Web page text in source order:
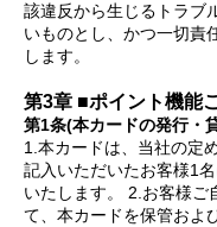
該違反から生じるトラブ
いものとし、かつ一切責
します。
第3章 ■ポイント機能
第1条(本カードの発行・
1.本カードは、当社の定
記入いただいたお客様1
いたします。 2.お客様ご
て、本カードを保管およ